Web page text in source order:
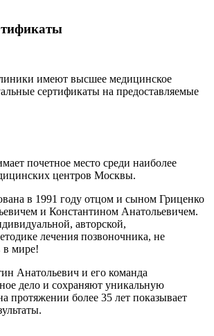
имеют высшее медицинское
сертификаты на предоставляемые
почетное место среди наиболее
центров Москвы.
в 1991 году отцом и сыном Гриценко
и Константином Анатольевичем.
авторской,
лечения позвоночника, не
в мире!
Анатольевич и его команда
дело и сохраняют уникальную
протяжении более 35 лет показывает